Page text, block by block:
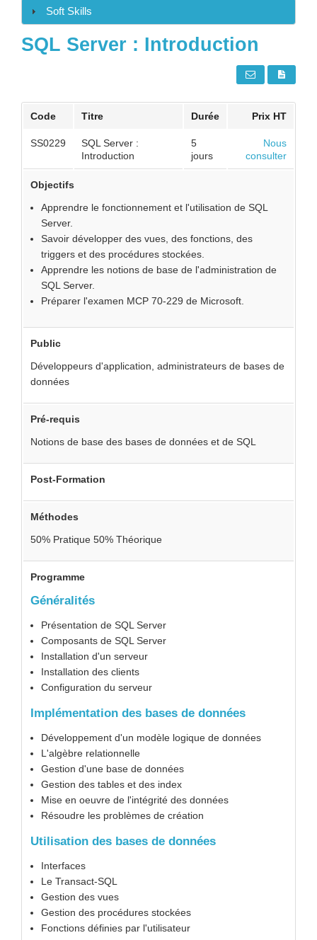
Soft Skills
SQL Server : Introduction
Code Titre Durée Prix HT
SS0229
SQL Server :
Introduction
5
jours
Nous
consulter
Objectifs
Apprendre le fonctionnement et l'utilisation de SQL
Server.
Savoir développer des vues, des fonctions, des
triggers et des procédures stockées.
Apprendre les notions de base de l'administration de
SQL Server.
Préparer l'examen MCP 70-229 de Microsoft.
Public
Développeurs d'application, administrateurs de bases de
données
Pré-requis
Notions de base des bases de données et de SQL
Post-Formation
Méthodes
50% Pratique 50% Théorique
Programme
Généralités
Présentation de SQL Server
Composants de SQL Server
Installation d'un serveur
Installation des clients
Configuration du serveur
Implémentation des bases de données
Développement d'un modèle logique de données
L'algèbre relationnelle
Gestion d'une base de données
Gestion des tables et des index
Mise en oeuvre de l'intégrité des données
Résoudre les problèmes de création
Utilisation des bases de données
Interfaces
Le Transact-SQL
Gestion des vues
Gestion des procédures stockées
Fonctions définies par l'utilisateur